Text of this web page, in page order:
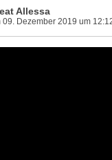
Allessa
09. Dezember 2019 um